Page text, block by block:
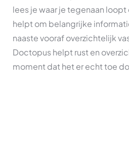
lees je waar je tegenaan loopt
helpt om belangrijke
naaste vooraf overzichtelijk
Doctopus helpt rust en
moment dat het er echt toe